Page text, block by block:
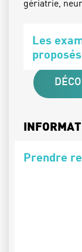
gériatrie,
Les
Prendre